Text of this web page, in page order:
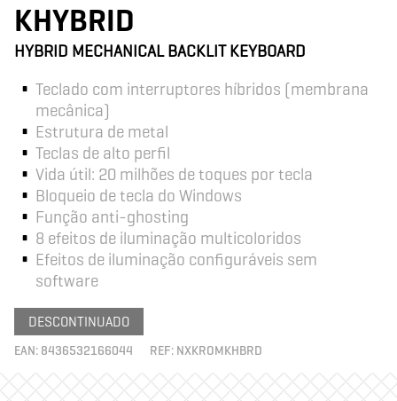
KHYBRID
HYBRID MECHANICAL BACKLIT KEYBOARD
Teclado com interruptores híbridos (membrana
mecânica)
Estrutura de metal
Teclas de alto perfil
Vida útil: 20 milhões de toques por tecla
Bloqueio de tecla do Windows
Função anti-ghosting
8 efeitos de iluminação multicoloridos
Efeitos de iluminação configuráveis sem
software
DESCONTINUADO
EAN: 8436532166044 REF: NXKROMKHBRD